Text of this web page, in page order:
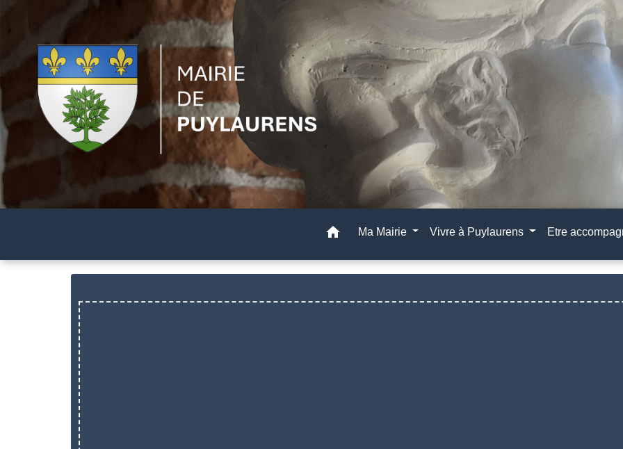
home Ma Mairie Vivre à Puylaurens Etre